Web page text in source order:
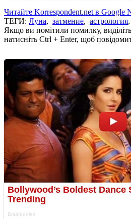
Читайте Korrespondent.net в Google
ТЕГИ: Луна, затмение, астрология,
Якщо ви помітили помилку, виділіть
натисніть Ctrl + Enter, щоб